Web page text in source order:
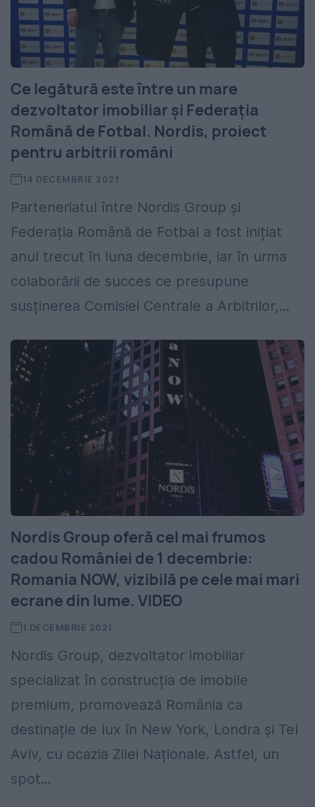
Ce legătură este între un mare
dezvoltator imobiliar și Federația
Română de Fotbal. Nordis, proiect
pentru arbitrii români
14 DECEMBRIE 2021
Parteneriatul între Nordis Group și
Federația Română de Fotbal a fost inițiat
anul trecut în luna decembrie, iar în urma
colaborării de succes ce presupune
susținerea Comisiei Centrale a Arbitrilor,...
Nordis Group oferă cel mai frumos
cadou României de 1 decembrie:
Romania NOW, vizibilă pe cele mai mari
ecrane din lume. VIDEO
1 DECEMBRIE 2021
Nordis Group, dezvoltator imobiliar
specializat în construcția de imobile
premium, promovează România ca
destinație de lux în New York, Londra și Tel
Aviv, cu ocazia Zilei Naționale. Astfel, un
spot...